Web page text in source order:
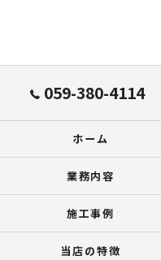
059-380-4114
ホーム
業務内容
施工事例
当店の特徴